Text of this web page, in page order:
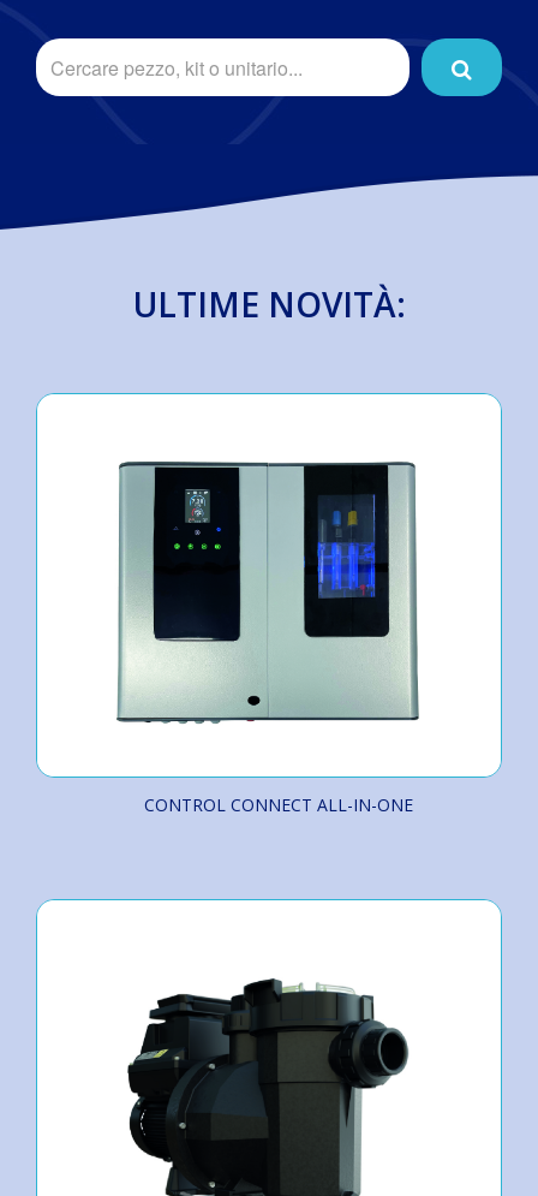
ULTIME NOVITÀ:
CONTROL CONNECT ALL-IN-ONE